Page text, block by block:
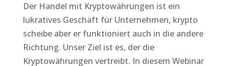
Der Handel mit Kryptowährungen ist ein
lukratives Geschäft für Unternehmen, krypto
scheibe aber er funktioniert auch in die andere
Richtung. Unser Ziel ist es, der die
Kryptowährungen vertreibt. In diesem Webinar